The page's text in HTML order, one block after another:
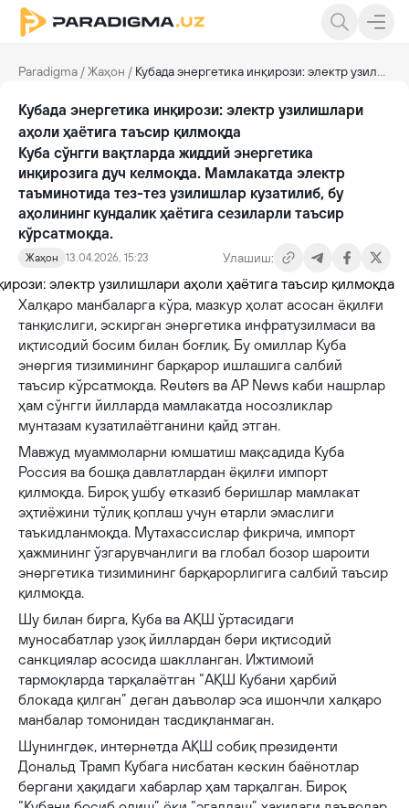
Paradigma /Жаҳон / Кубада энергетика инқирози: электр узилишлари аҳоли ҳаётига таъсир қилмоқда
Кубада энергетика инқирози: электр узилишлари
аҳоли ҳаётига таъсир қилмоқда
Куба сўнгги вақтларда жиддий энергетика
инқирозига дуч келмоқда. Мамлакатда электр
таъминотида тез-тез узилишлар кузатилиб, бу
аҳолининг кундалик ҳаётига сезиларли таъсир
кўрсатмоқда.
Жаҳон 13.04.2026, 15:23 Улашиш:
Халқаро манбаларга кўра, мазкур ҳолат асосан ёқилғи
танқислиги, эскирган энергетика инфратузилмаси ва
иқтисодий босим билан боғлиқ. Бу омиллар Куба
энергия тизимининг барқарор ишлашига салбий
таъсир кўрсатмоқда. Reuters ва AP News каби нашрлар
ҳам сўнгги йилларда мамлакатда носозликлар
мунтазам кузатилаётганини қайд этган.
Мавжуд муаммоларни юмшатиш мақсадида Куба
Россия ва бошқа давлатлардан ёқилғи импорт
қилмоқда. Бироқ ушбу етказиб беришлар мамлакат
эҳтиёжини тўлиқ қоплаш учун етарли эмаслиги
таъкидланмоқда. Мутахассислар фикрича, импорт
ҳажмининг ўзгарувчанлиги ва глобал бозор шароити
энергетика тизимининг барқарорлигига салбий таъсир
қилмоқда.
Шу билан бирга, Куба ва АҚШ ўртасидаги
муносабатлар узоқ йиллардан бери иқтисодий
санкциялар асосида шаклланган. Ижтимоий
тармоқларда тарқалаётган “АҚШ Кубани ҳарбий
блокада қилган” деган даъволар эса ишончли халқаро
манбалар томонидан тасдиқланмаган.
Шунингдек, интернетда АҚШ собиқ президенти
Дональд Трамп Кубага нисбатан кескин баёнотлар
бергани ҳақидаги хабарлар ҳам тарқалган. Бироқ